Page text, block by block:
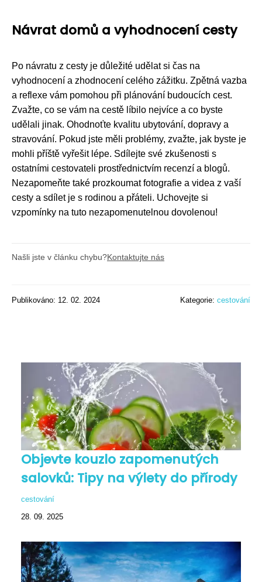
Návrat domů a vyhodnocení cesty
Po návratu z cesty je důležité udělat si čas na
vyhodnocení a zhodnocení celého zážitku. Zpětná vazba
a reflexe vám pomohou při plánování budoucích cest.
Zvažte, co se vám na cestě líbilo nejvíce a co byste
udělali jinak. Ohodnoťte kvalitu ubytování, dopravy a
stravování. Pokud jste měli problémy, zvažte, jak byste je
mohli příště vyřešit lépe. Sdílejte své zkušenosti s
ostatními cestovateli prostřednictvím recenzí a blogů.
Nezapomeňte také prozkoumat fotografie a videa z vaší
cesty a sdílet je s rodinou a přáteli. Uchovejte si
vzpomínky na tuto nezapomenutelnou dovolenou!
Našli jste v článku chybu?Kontaktujte nás
Publikováno: 12. 02. 2024 Kategorie: cestování
Objevte kouzlo zapomenutých
salovků: Tipy na výlety do přírody
cestování
28. 09. 2025